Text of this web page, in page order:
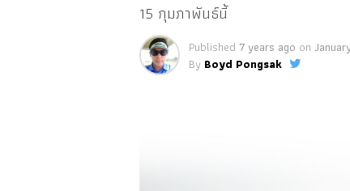
15 กุมภาพันธ์นี้
Published 7 years ago on
By Boyd Pongsak